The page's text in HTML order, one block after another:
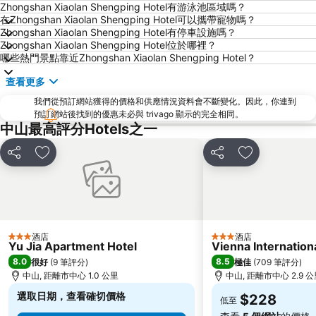
Zhongshan Xiaolan Shengping Hotel有游泳池區域嗎？
在Zhongshan Xiaolan Shengping Hotel可以攜帶寵物嗎？
Zhongshan Xiaolan Shengping Hotel有停車設施嗎？
Zhongshan Xiaolan Shengping Hotel位於哪裡？
哪些熱門景點靠近Zhongshan Xiaolan Shengping Hotel？
查看更多
我們從預訂網站獲得的價格和供應情況資料會不斷變化。因此，你連到
預訂網站後找到的優惠未必與 trivago 顯示的完全相同。
中山最高評分Hotels之一
分享 放到收藏夾
3 星級酒店
Yu Jia Apartment Hotel
8.0 很好 (9 筆評分)
中山, 距離市中心 1.0 公里
選取日期，查看確切價格
分享 放到收藏夾
3 星級酒店
Vienna
8.5 極佳 (709 筆評分)
中山, 距離市中心 2.9 公
低至 $228